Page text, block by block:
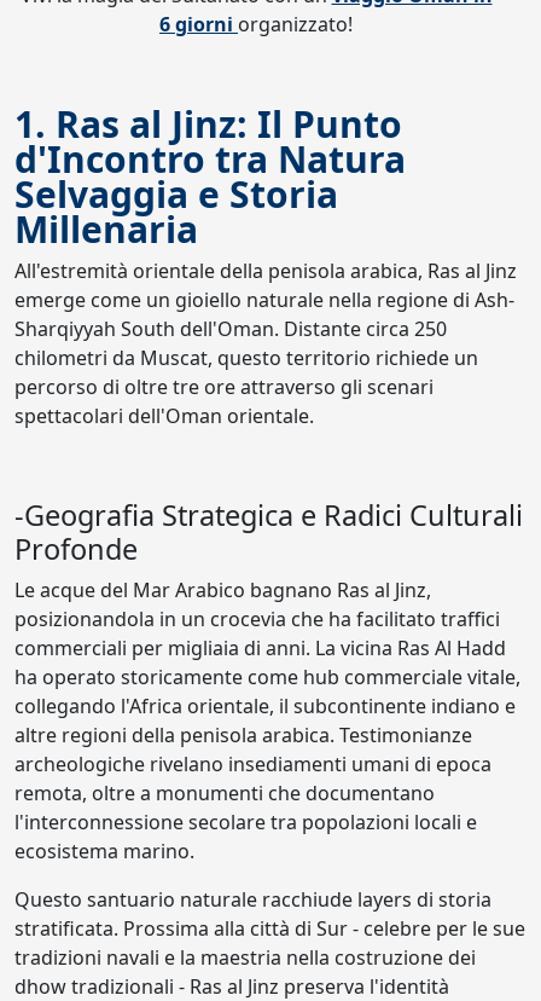
6 giorni organizzato!
1. Ras al Jinz: Il Punto
d'Incontro tra Natura
Selvaggia e Storia
Millenaria
All'estremità orientale della penisola arabica, Ras al Jinz
emerge come un gioiello naturale nella regione di Ash-
Sharqiyyah South dell'Oman. Distante circa 250
chilometri da Muscat, questo territorio richiede un
percorso di oltre tre ore attraverso gli scenari
spettacolari dell'Oman orientale.
-Geografia Strategica e Radici Culturali
Profonde
Le acque del Mar Arabico bagnano Ras al Jinz,
posizionandola in un crocevia che ha facilitato traffici
commerciali per migliaia di anni. La vicina Ras Al Hadd
ha operato storicamente come hub commerciale vitale,
collegando l'Africa orientale, il subcontinente indiano e
altre regioni della penisola arabica. Testimonianze
archeologiche rivelano insediamenti umani di epoca
remota, oltre a monumenti che documentano
l'interconnessione secolare tra popolazioni locali e
ecosistema marino.
Questo santuario naturale racchiude layers di storia
stratificata. Prossima alla città di Sur - celebre per le sue
tradizioni navali e la maestria nella costruzione dei
dhow tradizionali - Ras al Jinz preserva l'identità